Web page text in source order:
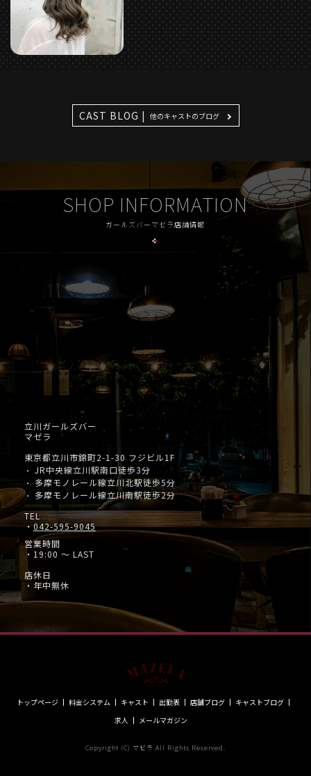
CAST BLOG | 他のキャストのブログ
SHOP INFORMATION
ガールズバーマゼラ店舗情報
立川ガールズバー
マゼラ
東京都立川市錦町2-1-30 フジビル1F
・ JR中央線立川駅南口徒歩3分
・多摩モノレール線立川北駅徒歩5分
・ 多摩モノレール線立川南駅徒歩2分
TEL
・042-595-9045
営業時間
・19:00 ～ LAST
店休日
・年中無休
トップページ 料金システム キャスト 出勤表 店舗ブログ
キャストブログ
求人
メールマガジン
Copyright (C) マゼラ All Rights Reserved.